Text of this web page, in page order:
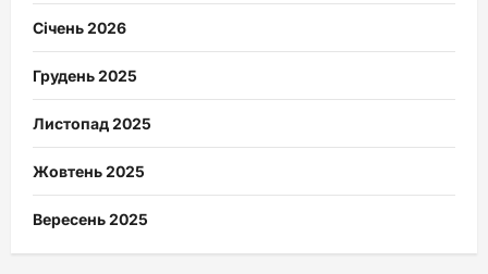
Січень 2026
Грудень 2025
Листопад 2025
Жовтень 2025
Вересень 2025